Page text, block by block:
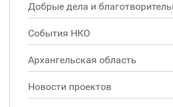
Добрые дела и
События НКО
Архангельская область
Новости проектов